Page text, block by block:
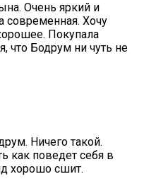
Очень яркий и
современная. Хочу
Покупала
что Бодрум ни чуть не
Ничего такой.
как поведет себя в
хорошо сшит.